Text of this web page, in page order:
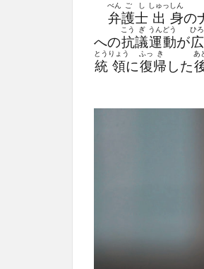
弁
べん
護
ご
士
し
出
しゅっ
身
しん
の
への抗
こう
議
ぎ
運
うん
動
どう
が広
ひろ
統
とう
領
りょう
に復
ふっ
帰
き
した
あ